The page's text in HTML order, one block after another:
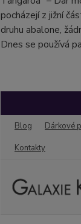
pocházejí z jižní
druhu abalone,
Dnes se používá
Blog Dárkové
Kontakty